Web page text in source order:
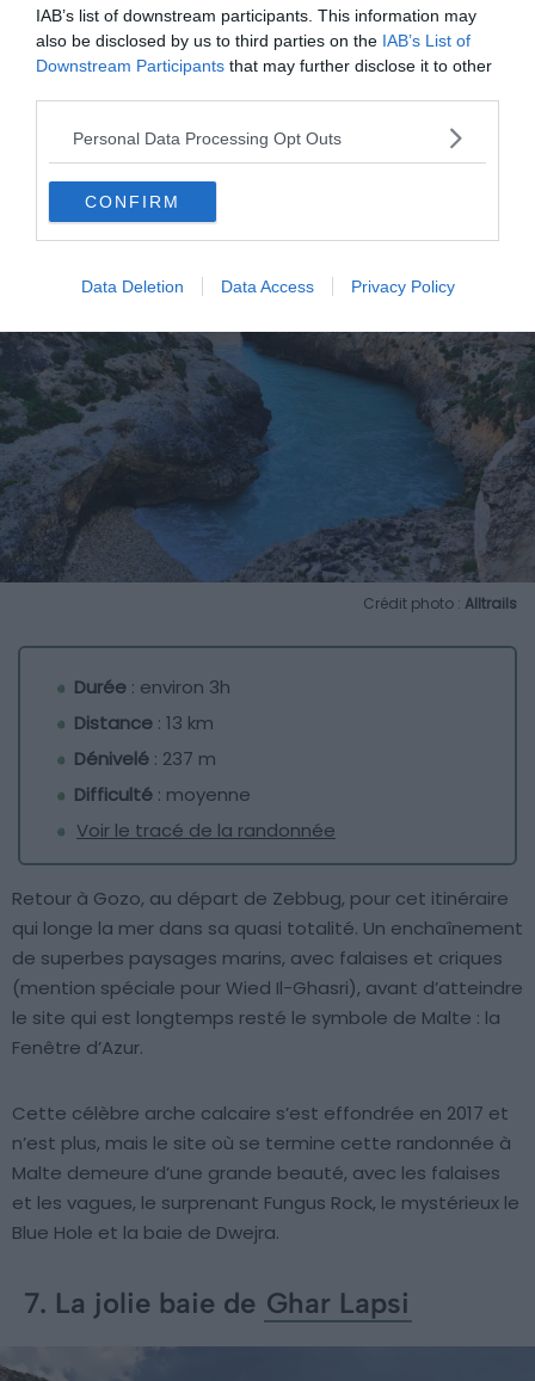
IAB’s list of downstream participants. This information may
also be disclosed by us to third parties on the IAB’s List of
Downstream Participants that may further disclose it to other
Personal Data Processing Opt Outs
CONFIRM
Data Deletion Data Access Privacy Policy
point de départ en faisant une boucle.
6. Marche côtière de Zebbug à
l’ancienne Fenêtre d’Azur à Gozo
Crédit photo : Alltrails
Durée : environ 3h
Distance : 13 km
Dénivelé : 237 m
Difficulté : moyenne
Voir le tracé de la randonnée
Retour à Gozo, au départ de Zebbug, pour cet itinéraire
qui longe la mer dans sa quasi totalité. Un enchaînement
de superbes paysages marins, avec falaises et criques
(mention spéciale pour Wied Il-Ghasri), avant d’atteindre
le site qui est longtemps resté le symbole de Malte : la
Fenêtre d’Azur.
Cette célèbre arche calcaire s’est effondrée en 2017 et
n’est plus, mais le site où se termine cette randonnée à
Malte demeure d’une grande beauté, avec les falaises
et les vagues, le surprenant Fungus Rock, le mystérieux le
Blue Hole et la baie de Dwejra.
7. La jolie baie de Ghar Lapsi